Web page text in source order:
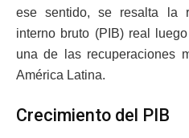
ese sentido, se resalta la
interno bruto (PIB) real
una de las recuperaciones
América Latina.
Crecimiento del PIB